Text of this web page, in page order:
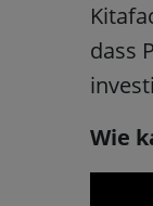
dass
Wie